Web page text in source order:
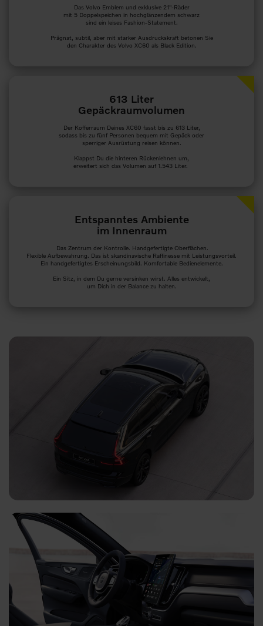
Das Volvo Emblem und exklusive 21"-Räder
mit 5 Doppelspeichen in hochglänzendem schwarz
sind ein leises Fashion-Statement.
Prägnat, subtil, aber mit starker Ausdruckskraft betonen Sie
den Charakter des Volvo XC60 als Black Edition.
613 Liter
Gepäckraumvolumen
Der Kofferraum Deines XC60 fasst bis zu 613 Liter,
sodass bis zu fünf Personen bequem mit Gepäck oder
sperriger Ausrüstung reisen können.
Klappst Du die hinteren Rückenlehnen um,
erweitert sich das Volumen auf 1.543 Liter.
Entspanntes Ambiente
im Innenraum
Das Zentrum der Kontrolle. Handgefertigte Oberflächen.
Flexible Aufbewahrung. Das ist skandinavische Raffinesse mit Leistungsvorteil.
Ein handgefertigtes Erscheinungsbild. Komfortable Bedienelemente.
Ein Sitz, in dem Du gerne versinken wirst. Alles entwickelt,
um Dich in der Balance zu halten.